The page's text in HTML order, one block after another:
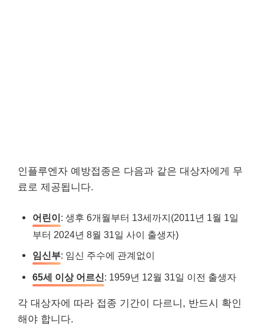
인플루엔자 예방접종은 다음과 같은 대상자에게 무
료로 제공됩니다.
어린이: 생후 6개월부터 13세까지(2011년 1월 1일
부터 2024년 8월 31일 사이 출생자)
임신부: 임신 주수에 관계없이
65세 이상 어르신: 1959년 12월 31일 이전 출생자
각 대상자에 따라 접종 기간이 다르니, 반드시 확인
해야 합니다.